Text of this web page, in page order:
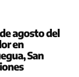
agosto del
en
San